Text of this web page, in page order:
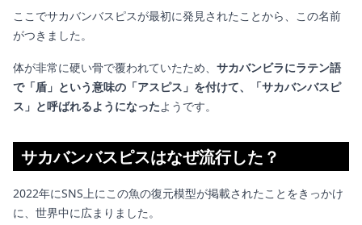
ここでサカバンバスピスが最初に発見されたことから、この名前
がつきました。
体が非常に硬い骨で覆われていたため、 サカバンビラにラテン語
で「盾」という意味の「アスピス」を付けて、「サカバンバスピ
ス」と呼ばれるようになったようです。
サカバンバスピスはなぜ流行した？
2022年にSNS上にこの魚の復元模型が掲載されたことをきっかけ
に、世界中に広まりました。